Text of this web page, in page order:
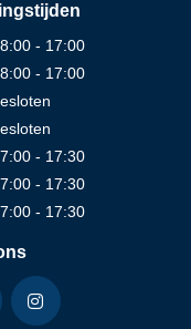
- 17:00
- 17:00
- 17:30
- 17:30
- 17:30